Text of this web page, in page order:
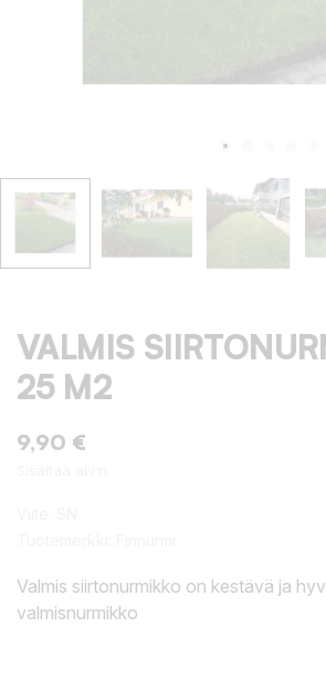
VALMIS
25 M2
9,90 €
Valmis siirtonurmikko on kestävä ja
valmisnurmikko